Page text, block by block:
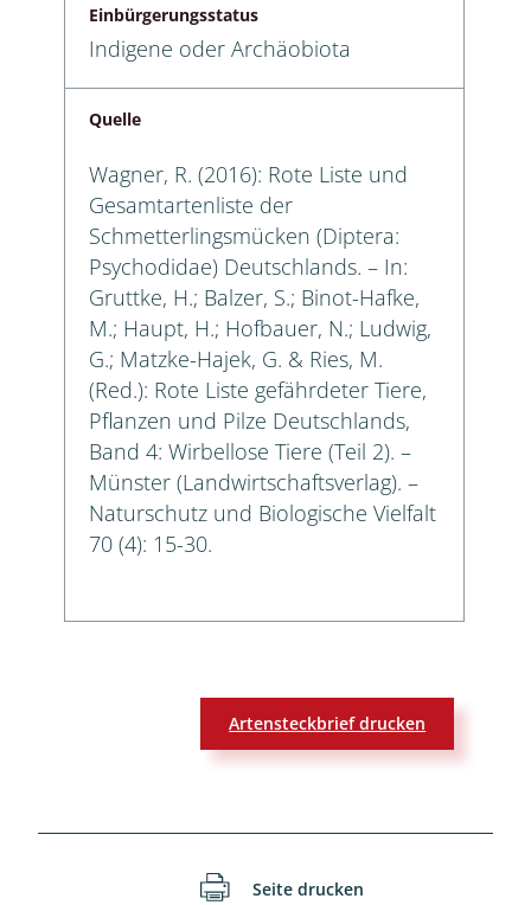
Einbürgerungsstatus
Indigene oder Archäobiota
Quelle
Wagner, R. (2016): Rote Liste und
Gesamtartenliste der
Schmetterlingsmücken (Diptera:
Psychodidae) Deutschlands. – In:
Gruttke, H.; Balzer, S.; Binot-Hafke,
M.; Haupt, H.; Hofbauer, N.; Ludwig,
G.; Matzke-Hajek, G. & Ries, M.
(Red.): Rote Liste gefährdeter Tiere,
Pflanzen und Pilze Deutschlands,
Band 4: Wirbellose Tiere (Teil 2). –
Münster (Landwirtschaftsverlag). –
Naturschutz und Biologische Vielfalt
70 (4): 15-30.
Artensteckbrief drucken
Seite drucken